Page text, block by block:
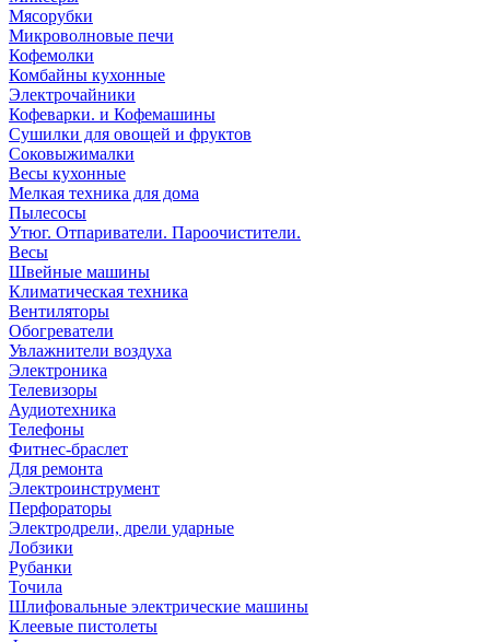
Мясорубки
Микроволновые печи
Кофемолки
Комбайны кухонные
Электрочайники
Кофеварки. и Кофемашины
Сушилки для овощей и фруктов
Соковыжималки
Весы кухонные
Мелкая техника для дома
Пылесосы
Утюг. Отпариватели. Пароочистители.
Весы
Швейные машины
Климатическая техника
Вентиляторы
Обогреватели
Увлажнители воздуха
Электроника
Телевизоры
Аудиотехника
Телефоны
Фитнес-браслет
Для ремонта
Электроинструмент
Перфораторы
Электродрели, дрели ударные
Лобзики
Рубанки
Точила
Шлифовальные электрические машины
Клеевые пистолеты